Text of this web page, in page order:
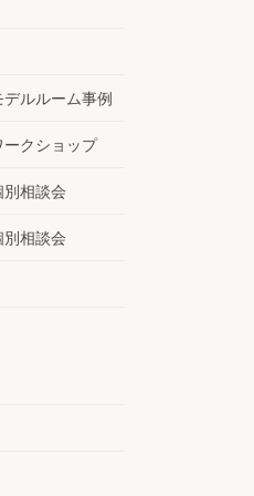
ルルーム事例
ークショップ
別相談会
別相談会